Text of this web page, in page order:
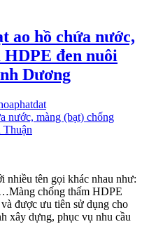
ao hồ chứa nước,
đen nuôi
Dương
tên gọi khác nhau như:
chống thấm HDPE
được ưu tiên sử dụng cho
xây dựng, phục vụ nhu cầu